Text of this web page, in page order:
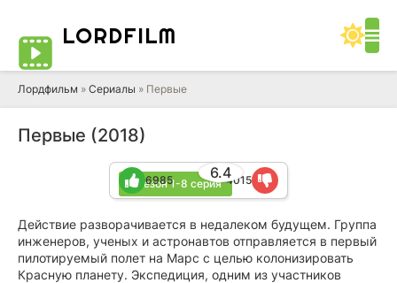
LORDFILM
Лордфильм » Сериалы » Первые
Первые (2018)
1 сезон 1-8 серия
6.4
6985 4015
Действие разворачивается в недалеком будущем. Группа
инженеров, ученых и астронавтов отправляется в первый
пилотируемый полет на Марс с целью колонизировать
Красную планету. Экспедиция, одним из участников